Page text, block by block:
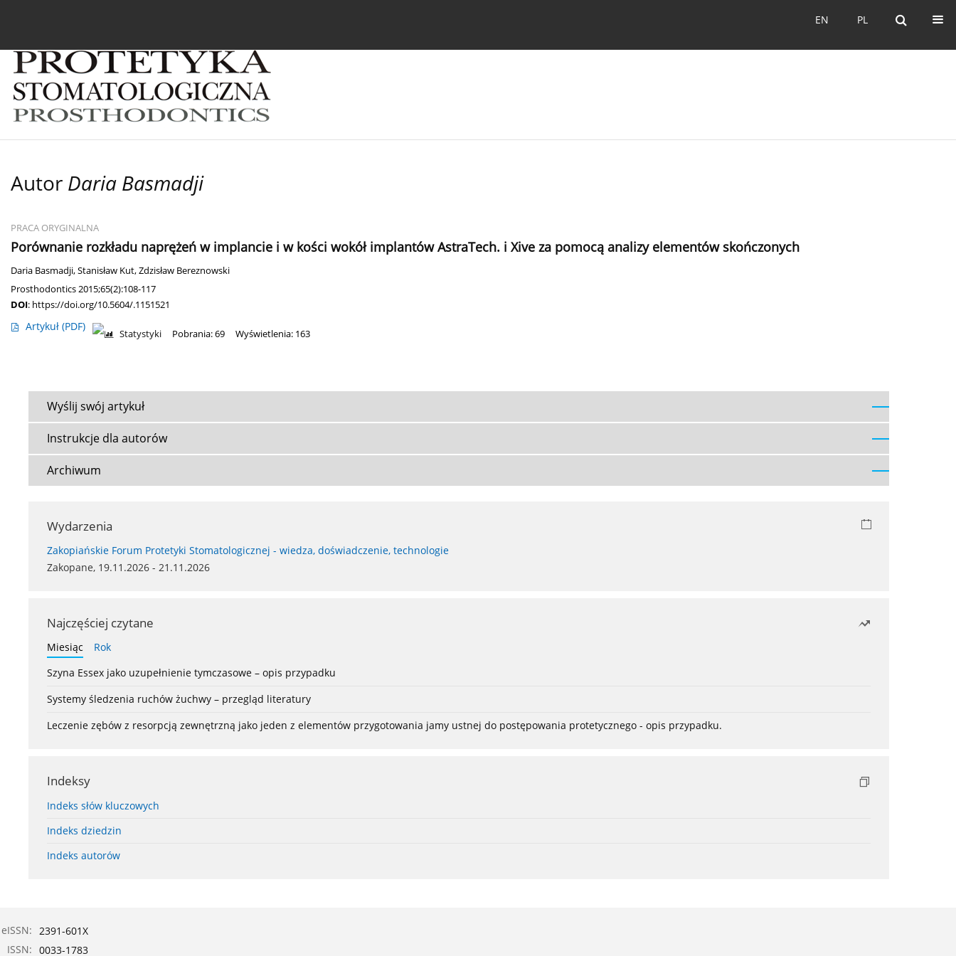
PL
EN PL
EN
Autor Daria Basmadji
PRACA ORYGINALNA
Porównanie rozkładu naprężeń w implancie i w kości wokół implantów AstraTech. i Xive za pomocą analizy elementów skończonych
Daria Basmadji,Stanisław Kut,Zdzisław Bereznowski
Prosthodontics 2015;65(2):108-117
DOI: https://doi.org/10.5604/.1151521
Artykuł (PDF)
Statystyki Pobrania: 69 Wyświetlenia: 163
Wyślij swój artykuł
Instrukcje dla autorów
Archiwum
Wydarzenia
Zakopiańskie Forum Protetyki Stomatologicznej - wiedza, doświadczenie, technologie
Zakopane, 19.11.2026 - 21.11.2026
Najczęściej czytane
Miesiąc
Rok
Szyna Essex jako uzupełnienie tymczasowe – opis przypadku
Systemy śledzenia ruchów żuchwy – przegląd literatury
Leczenie zębów z resorpcją zewnętrzną jako jeden z elementów przygotowania jamy ustnej do postępowania protetycznego - opis przypadku.
Indeksy
Indeks słów kluczowych
Indeks dziedzin
Indeks autorów
eISSN: 2391-601X
ISSN: 0033-1783